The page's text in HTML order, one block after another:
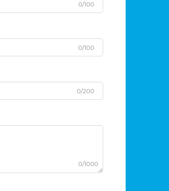
0/100
0/100
0/200
0/1000